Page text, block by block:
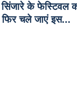
के फेस्टिवल
चले जाएं इस...